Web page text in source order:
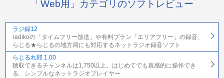
「Web用」カテゴリのソフトレビュー
ラジ録12
radikoの「タイムフリー放送」や有料プラン「エリアフリー」の録音、
らじる★らじるの地方局にも対応するネットラジオ録音ソフト
らじるれ郎 1.00
聴取できるチャンネルは1,750以上。はじめてでも直感的に操作でき
る、シンプルなネットラジオプレイヤー